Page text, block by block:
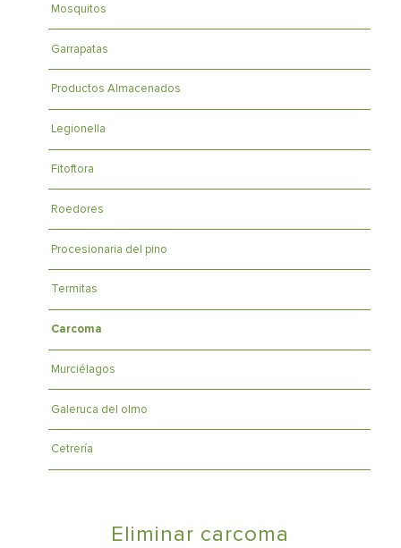
Mosquitos
Garrapatas
Productos Almacenados
Legionella
Fitoftora
Roedores
Procesionaria del pino
Termitas
Carcoma
Murciélagos
Galeruca del olmo
Cetrería
Eliminar carcoma